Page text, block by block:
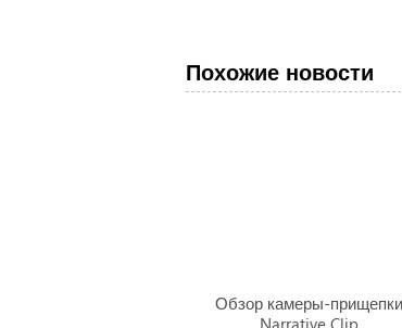
Похожие новости
Обзор камеры-прищепки
Narrative Clip